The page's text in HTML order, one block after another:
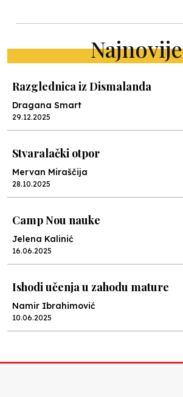
Najnovije
Razglednica iz Dismalanda
Dragana Smart
29.12.2025
Stvaralački otpor
Mervan Miraščija
28.10.2025
Camp Nou nauke
Jelena Kalinić
16.06.2025
Ishodi učenja u zahodu mature
Namir Ibrahimović
10.06.2025